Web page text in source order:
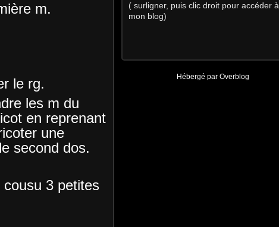
m.
le rg.
les m du
en reprenant
une
second dos.
cousu 3 petites
( surligner, puis clic droit pour accéder à
mon blog)
Hébergé par Overblog